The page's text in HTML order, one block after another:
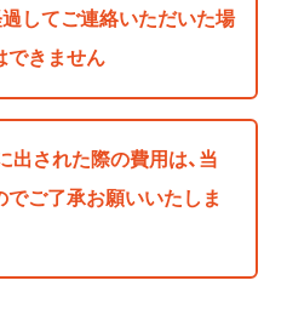
してご連絡いただいた場
できません
出された際の費用は、当
ご了承お願いいたしま